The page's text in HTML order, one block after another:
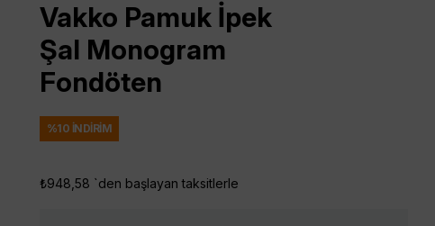
Vakko Pamuk İpek
Şal Monogram
Fondöten
%10 İNDIRIM
₺948,58 `den başlayan taksitlerle